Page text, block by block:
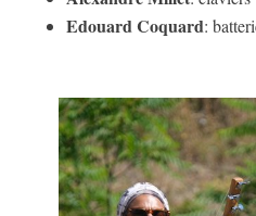
Edouard Coquard: